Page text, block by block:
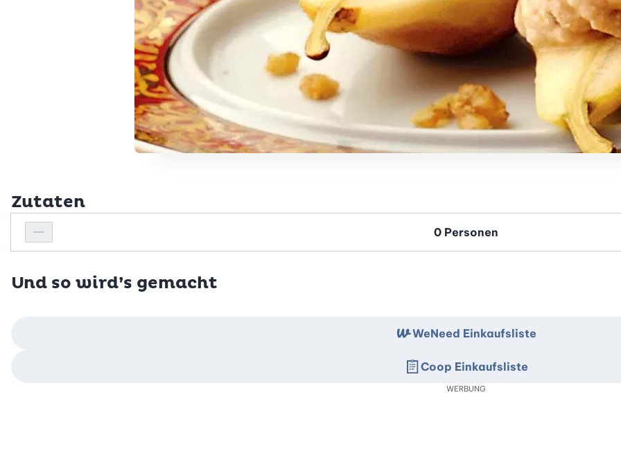
Zutaten
Personenanzahl verringern
Personenanzahl
Und so wird’s gemacht
WeNeed Einkaufsliste
Coop Einkaufsliste
WERBUNG